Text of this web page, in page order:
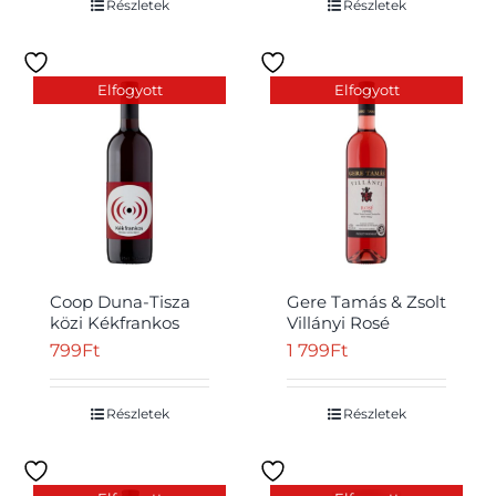
Részletek Részletek
Elfogyott
Coop Duna-Tisza
közi Kékfrankos
félédes vörös tájbor
799Ft
Részletek
Elfogyott
Gere Tamás & Zsolt
Villányi Rosé
classicus rosébor
1 799Ft
Részletek